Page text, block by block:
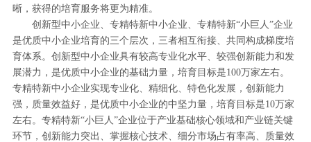
晰，获得的培育服务将更为精准。
创新型中小企业、专精特新中小企业、专精特新“小巨人”企业
是优质中小企业培育的三个层次，三者相互衔接、共同构成梯度培
育体系。创新型中小企业具有较高专业化水平、较强创新能力和发
展潜力，是优质中小企业的基础力量，培育目标是100万家左右。
专精特新中小企业实现专业化、精细化、特色化发展，创新能力
强，质量效益好，是优质中小企业的中坚力量，培育目标是10万家
左右。专精特新“小巨人”企业位于产业基础核心领域和产业链关键
环节，创新能力突出、掌握核心技术、细分市场占有率高、质量效